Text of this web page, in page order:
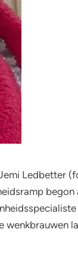
Ledbetter